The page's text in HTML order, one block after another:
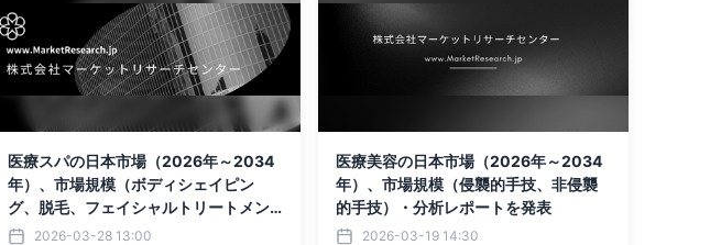
医療スパの日本市場（2026年～2034
年）、市場規模（ボディシェイピン
グ、脱毛、フェイシャルトリートメン
ト）・分析レポートを発表
2026-03-28 13:00
医療美容の日本市場（2026年～2034
年）、市場規模（侵襲的手技、非侵襲
的手技）・分析レポートを発表
2026-03-19 14:30